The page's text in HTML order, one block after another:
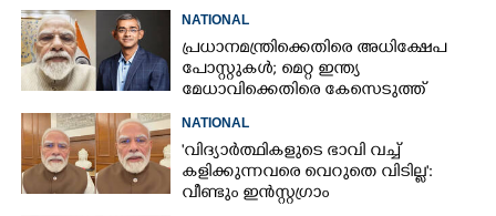
നൽകരുതെന്ന് പ്രധാനമന്ത്രി
NATIONAL
പ്രധാനമന്ത്രിക്കെതിരെ അധിക്ഷേപ
പോസ്റ്റുകൾ; മെറ്റ ഇന്ത്യ
മേധാവിക്കെതിരെ കേസെടുത്ത്
NATIONAL
'വിദ്യാ‌ർത്ഥികളുടെ ഭാവി വച്ച്
കളിക്കുന്നവരെ വെറുതെ വിടില്ല':
വീണ്ടും ഇൻസ്റ്റഗ്രാം